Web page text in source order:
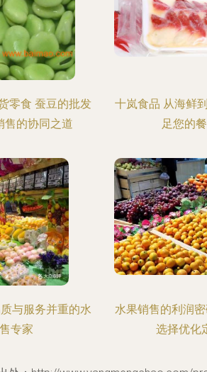
零食 蚕豆的批发
售的协同之道
十岚食品 从海鲜
足您的
与服务并重的水
专家
水果销售的利润
选择优化